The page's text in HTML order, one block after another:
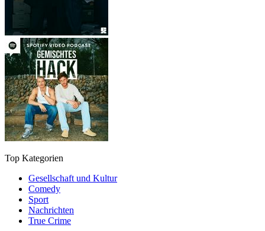
Top Kategorien
Gesellschaft und Kultur
Comedy
Sport
Nachrichten
True Crime